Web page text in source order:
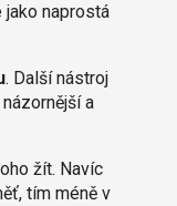
jako naprostá
. Další nástroj
a
žít. Navíc
tím méně v